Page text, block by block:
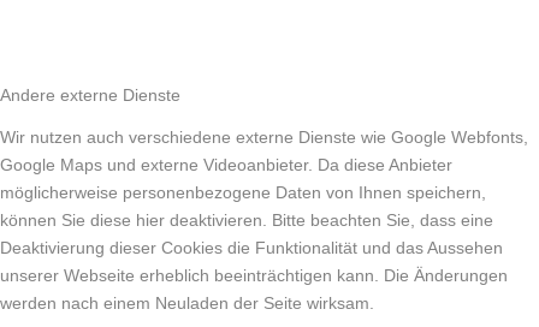
Andere externe Dienste
Wir nutzen auch verschiedene externe Dienste wie Google Webfonts,
Google Maps und externe Videoanbieter. Da diese Anbieter
möglicherweise personenbezogene Daten von Ihnen speichern,
können Sie diese hier deaktivieren. Bitte beachten Sie, dass eine
Deaktivierung dieser Cookies die Funktionalität und das Aussehen
unserer Webseite erheblich beeinträchtigen kann. Die Änderungen
werden nach einem Neuladen der Seite wirksam.